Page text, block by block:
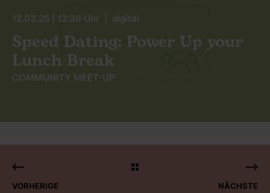
12.03.25 | 12:30 Uhr | digital
Speed Dating: Power Up your
Lunch Break
COMMUNITY MEET-UP
VORHERIGE NÄCHSTE